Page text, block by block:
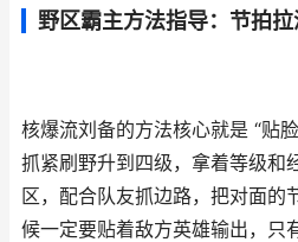
野区霸主方法指导：节拍
核爆流刘备的方法核心就是 “贴
抓紧刷野升到四级，拿着等级和
区，配合队友抓边路，把对面的
候一定要贴着敌方英雄输出，只